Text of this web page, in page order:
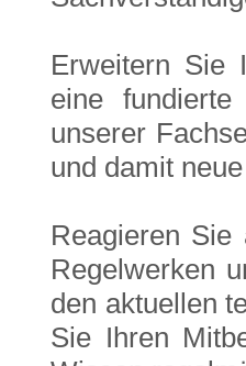
Erweitern Sie
eine
unserer
und damit
Reagieren Sie
Regelwerken
den aktuellen
Sie Ihren